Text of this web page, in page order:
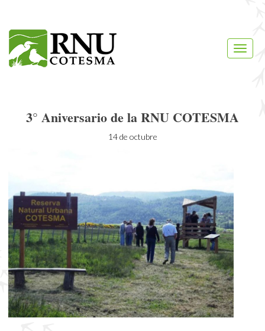
Toggle
Reserva
3° Aniversario de la RNU COTESMA
14 de octubre